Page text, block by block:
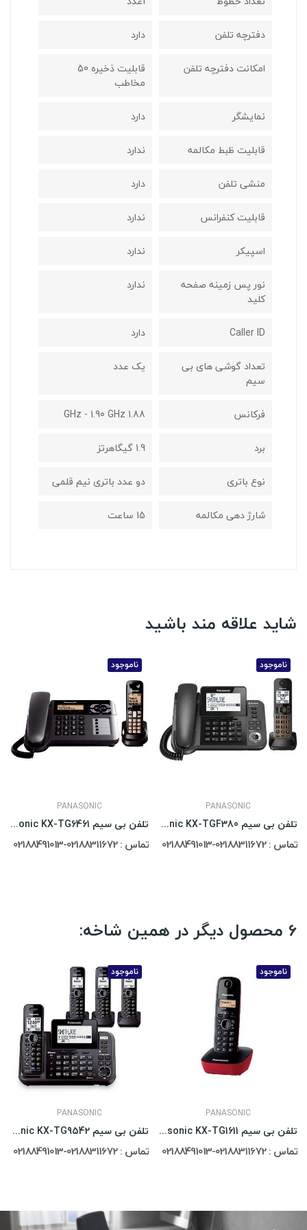
دفترچه تلفن
دارد
امکانت دفترچه تلفن
قابلیت ذخیره 50
مخاطب
نمایشگر
دارد
قابلیت ظبط مکالمه
ندارد
منشی تلفن
دارد
قابلیت کنفرانس
ندارد
اسپیکر
ندارد
نور پس زمینه صفحه
کلید
ندارد
Caller ID
دارد
تعداد گوشی های بی
سیم
يک عدد
فرکانس
1.88 GHz - 1.90 GHz
برد
1.9 گيگاهرتز
نوع باتری
دو عدد باتری نیم قلمی
شارژ دهی مکالمه
15 ساعت
شاید علاقه مند باشید
ناموجود
PANASONIC
تلفن بی سیم Panasonic KX-TG6461
تماس : 02188311672-02188491013
ناموجود
PANASONIC
تلفن بی سیم Panasonic KX-TGF380
تماس : 02188311672-02188491013
6 محصول دیگر در همین شاخه:
ناموجود
PANASONIC
تلفن بی سیم Panasonic KX-TG9542
تماس : 02188311672-02188491013
ناموجود
PANASONIC
تلفن بی سیم Panasonic KX-TG1611
تماس : 02188311672-02188491013